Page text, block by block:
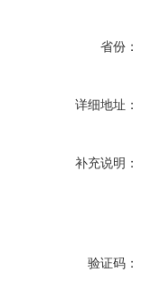
省份：
详细地址：
补充说明：
验证码：